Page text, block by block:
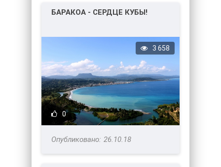
БАРАКОА - СЕРДЦЕ КУБЫ!
0
3 658
26.10.18